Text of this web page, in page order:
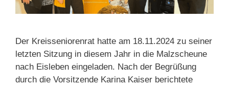
Der Kreisseniorenrat hatte am 18.11.2024 zu seiner
letzten Sitzung in diesem Jahr in die Malzscheune
nach Eisleben eingeladen. Nach der Begrüßung
durch die Vorsitzende Karina Kaiser berichtete